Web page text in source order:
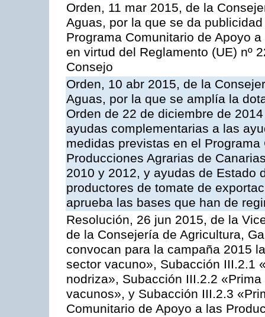
Orden, 11 mar 2015, de la
Aguas, por la que se da
Programa Comunitario de Apoyo
en virtud del Reglamento (UE) nº
Consejo
Orden, 10 abr 2015, de la
Aguas, por la que se amplía la
Orden de 22 de diciembre de
ayudas complementarias a las
medidas previstas en el
Producciones Agrarias de
2010 y 2012, y ayudas de Estado
productores de tomate de
aprueba las bases que han de
Resolución, 26 jun 2015, de la
de la Consejería de Agricultura,
convocan para la campaña 2015
sector vacuno», Subacción III.2.1
nodriza», Subacción III.2.2
vacunos», y Subacción III.2.3
Comunitario de Apoyo a las